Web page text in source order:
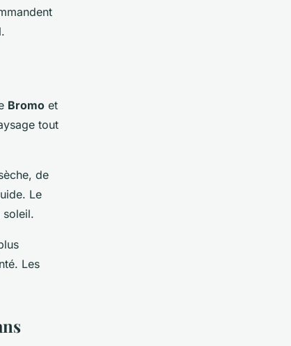
Bromo et
tout
de
Le
soleil.
Les